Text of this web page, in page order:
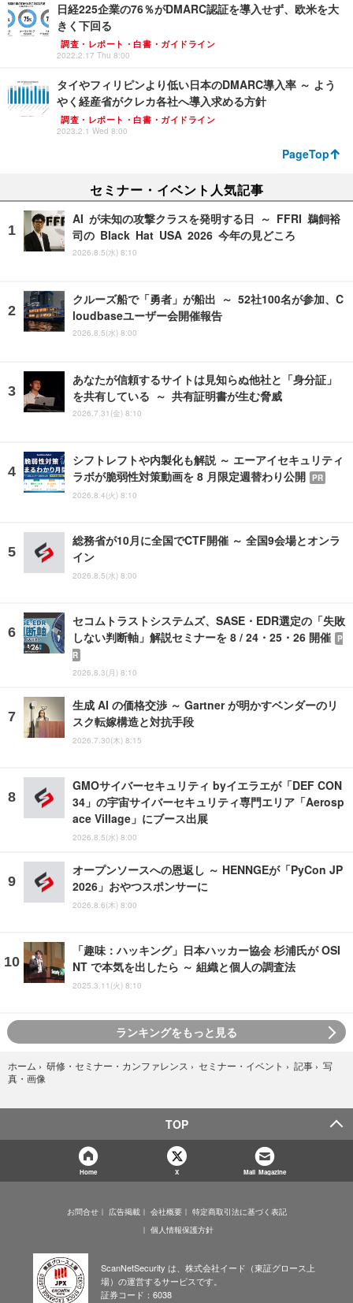
日経225企業の76％がDMARC認証を導入せず、欧米を大
きく下回る
調査・レポート・白書・ガイドライン
2022.2.17 Thu 8:00
タイやフィリピンより低い日本のDMARC導入率 ～ よう
やく経産省がクレカ各社へ導入求める方針
調査・レポート・白書・ガイドライン
2023.2.1 Wed 8:00
PageTop
セミナー・イベント人気記事
AI が未知の攻撃クラスを発明する日 ～ FFRI 鵜飼裕
司の Black Hat USA 2026 今年の見どころ
2026.8.5(水) 8:10
クルーズ船で「勇者」が船出 ～ 52社100名が参加、C
loudbaseユーザー会開催報告
2026.8.5(水) 8:00
あなたが信頼するサイトは見知らぬ他社と「身分証」
を共有している ～ 共有証明書が生む脅威
2026.7.31(金) 8:10
シフトレフトや内製化も解説 ～ エーアイセキュリティ
ラボが脆弱性対策動画を 8 月限定週替わり公開 PR
2026.8.4(火) 8:10
総務省が10月に全国でCTF開催 ～ 全国9会場とオンラ
イン
2026.8.5(水) 8:00
セコムトラストシステムズ、SASE・EDR選定の「失敗
しない判断軸」解説セミナーを 8 / 24・25・26 開催 P
R
2026.8.3(月) 8:10
生成 AI の価格交渉 ～ Gartner が明かすベンダーのリ
スク転嫁構造と対抗手段
2026.7.30(木) 8:15
GMOサイバーセキュリティ byイエラエが「DEF CON
34」の宇宙サイバーセキュリティ専門エリア「Aerosp
ace Village」にブース出展
2026.8.5(水) 8:00
オープンソースへの恩返し ～ HENNGEが「PyCon JP
2026」おやつスポンサーに
2026.8.6(木) 8:00
「趣味：ハッキング」日本ハッカー協会 杉浦氏が OSI
NT で本気を出したら ～ 組織と個人の調査法
2025.3.11(火) 8:10
ランキングをもっと見る
ホーム › 研修・セミナー・カンファレンス › セミナー・イベント › 記事 › 写
真・画像
TOP
Home X Mail Magazine
お問合せ 広告掲載 会社概要
特定商取引法に基づく表記
個人情報保護方針
ScanNetSecurity は、株式会社イード（東証グロース上
場）の運営するサービスです。
証券コード：6038